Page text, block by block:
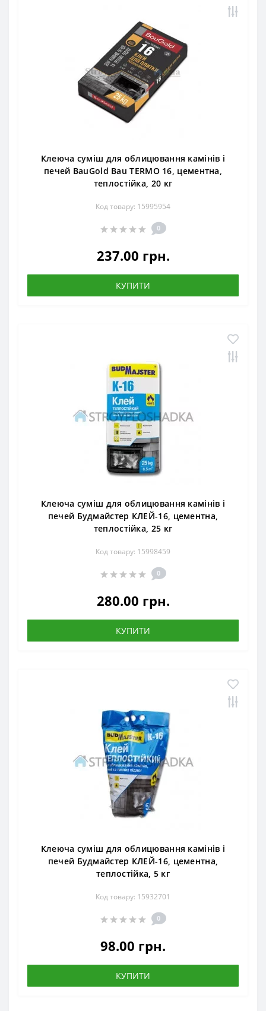
Клеюча суміш для облицювання камінів і
печей BauGold Bau TERMO 16, цементна,
теплостійка, 20 кг
Код товару: 15995954
0
237.00 грн.
КУПИТИ
Клеюча суміш для облицювання камінів і
печей Будмайстер КЛЕЙ-16, цементна,
теплостійка, 25 кг
Код товару: 15998459
0
280.00 грн.
КУПИТИ
Клеюча суміш для облицювання камінів і
печей Будмайстер КЛЕЙ-16, цементна,
теплостійка, 5 кг
Код товару: 15932701
0
98.00 грн.
КУПИТИ